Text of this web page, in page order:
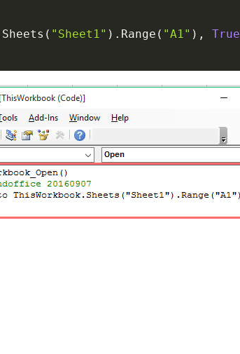
Sheets ( "Sheet1" ) . Range ( "A1" ) ,
True